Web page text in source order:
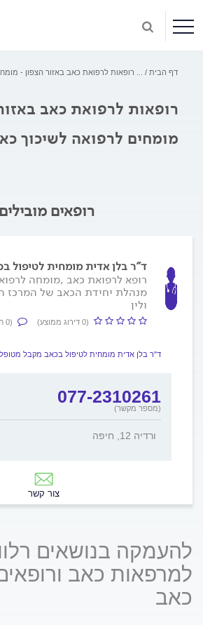
דף הבית רופאות לרפואת כאב באזור הצפון -
רופאות לרפואת כאב
מומחים לרפואה לשיכוך
רופאים מובילים
ד"ר בלן אדית מומחית לטיפול
רופא לרפואת כאב ,מומחה
מנהלת יחידת הכאב של המרכז
ולין
(0 דירוג ממוצע) (0 חוות דעת)
ד"ר בלן אדית מומחית לטיפול בכאב מקבל
077-2310261
(מספר מקשר)
ורדיה 12, חיפה
צור קשר
להעמקה בנושאים
למרפאות כאב
כאב